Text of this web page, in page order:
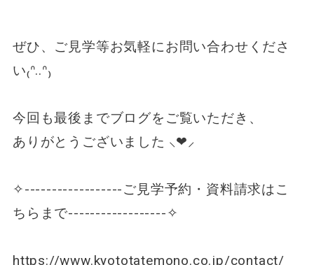
ぜひ、ご見学等お気軽にお問い合わせくださ
い₍ᐢ..ᐢ₎
今回も最後までブログをご覧いただき、
ありがとうございました ⸜❤︎⸝
✧------------------ご見学予約・資料請求はこ
ちらまで------------------✧
https://www.kyototatemono.co.jp/contact/